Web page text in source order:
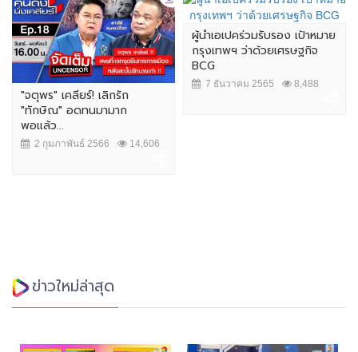
"จตุพร" เคลียร์! เลิกรัก
"ทักษิณ" อดทนมามาก
พอแล้ว...
2 กุมภาพันธ์ 2566 14,606
ผู้นำเอเปคร่วมรับรอง เป้าหมาย
กรุงเทพฯ ว่าด้วยเศรษฐกิจ
BCG
7 ธันวาคม 2565 8,488
ข่าวใหม่ล่าสุด